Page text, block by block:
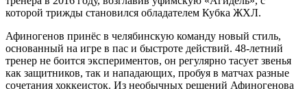
которой трижды становился обладателем Кубка ЖХЛ.
Афиногенов принёс в челябинскую команду новый стиль,
основанный на игре в пас и быстроте действий. 48-летний
тренер не боится экспериментов, он регулярно тасует звенья
как защитников, так и нападающих, пробуя в матчах разные
сочетания хоккеисток. Из необычных решений Афиногенова